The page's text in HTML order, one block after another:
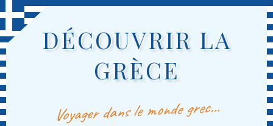
DÉCOUVRIR LA
GRÈCE
Voyager dans le monde grec…